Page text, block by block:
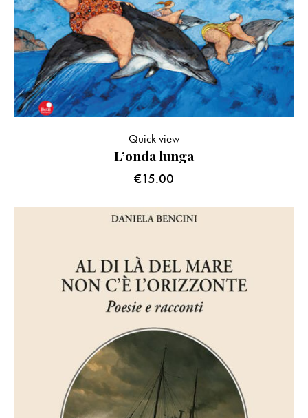
L’onda lunga
€15.00
Quick view